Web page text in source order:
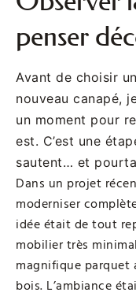
penser
Avant de choisir
nouveau canapé,
un moment pour
est. C’est une
sautent… et
Dans un projet
moderniser
idée était de tout
mobilier très
magnifique parquet
bois. L’ambiance